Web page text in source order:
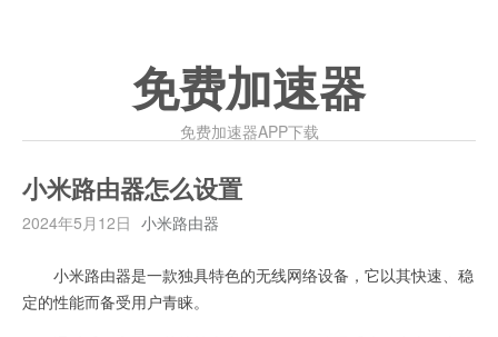
免费加速器
免费加速器APP下载
小米路由器怎么设置
2024年5月12日 小米路由器
小米路由器是一款独具特色的无线网络设备，它以其快速、稳
定的性能而备受用户青睐。